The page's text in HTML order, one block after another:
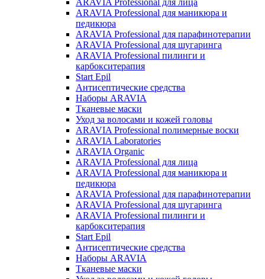
ARAVIA Professional для лица
ARAVIA Professional для маникюра и
педикюра
ARAVIA Professional для парафинотерапии
ARAVIA Professional для шугаринга
ARAVIA Professional пилинги и
карбокситерапия
Start Epil
Антисептические средства
Наборы ARAVIA
Тканевые маски
Уход за волосами и кожей головы
ARAVIA Professional полимерные воски
ARAVIA Laboratories
ARAVIA Organic
ARAVIA Professional для лица
ARAVIA Professional для маникюра и
педикюра
ARAVIA Professional для парафинотерапии
ARAVIA Professional для шугаринга
ARAVIA Professional пилинги и
карбокситерапия
Start Epil
Антисептические средства
Наборы ARAVIA
Тканевые маски